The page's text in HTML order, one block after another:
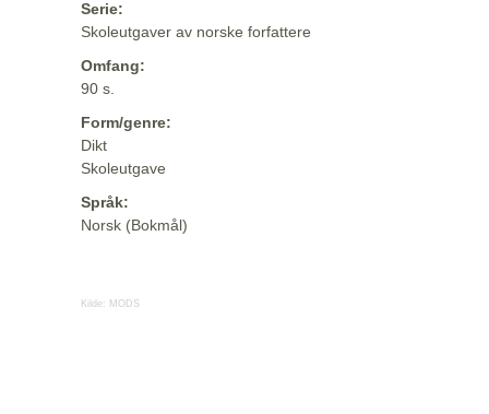
Serie:
Skoleutgaver av norske forfattere
Omfang:
90 s.
Form/genre:
Dikt
Skoleutgave
Språk:
Norsk (Bokmål)
Kilde: MODS